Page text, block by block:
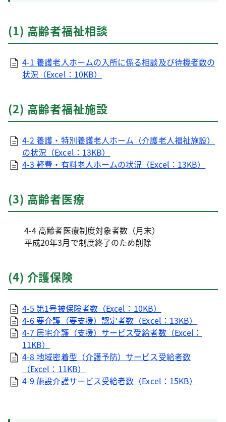
(1) 高齢者福祉相談
4-1 養護老人ホームの入所に係る相談及び待機者数の
状況（Excel：10KB）
(2) 高齢者福祉施設
4-2 養護・特別養護老人ホーム（介護老人福祉施設）
の状況（Excel：13KB）
4-3 軽費・有料老人ホームの状況（Excel：13KB）
(3) 高齢者医療
4-4 高齢者医療制度対象者数（月末）
平成20年3月で制度終了のため削除
(4) 介護保険
4-5 第1号被保険者数（Excel：10KB）
4-6 要介護（要支援）認定者数（Excel：13KB）
4-7 居宅介護（支援）サービス受給者数（Excel：
11KB）
4-8 地域密着型（介護予防）サービス受給者数
（Excel：11KB）
4-9 施設介護サービス受給者数（Excel：15KB）